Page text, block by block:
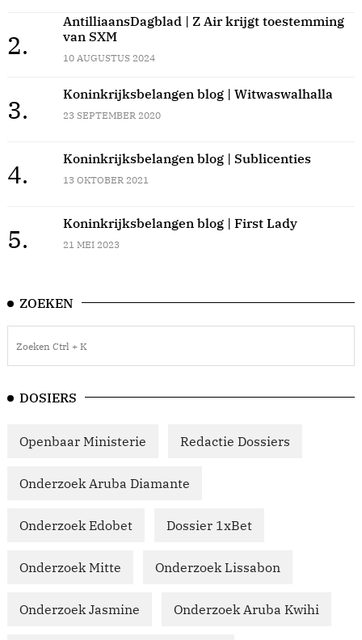
2.
AntilliaansDagblad | Z Air krijgt toestemming
van SXM
10 AUGUSTUS 2024
3.
Koninkrijksbelangen blog | Witwaswalhalla
23 SEPTEMBER 2020
4.
Koninkrijksbelangen blog | Sublicenties
13 OKTOBER 2021
5.
Koninkrijksbelangen blog | First Lady
21 MEI 2023
ZOEKEN
DOSIERS
Openbaar Ministerie Redactie Dossiers
Onderzoek Aruba Diamante
Onderzoek Edobet Dossier 1xBet
Onderzoek Mitte Onderzoek Lissabon
Onderzoek Jasmine Onderzoek Aruba Kwihi